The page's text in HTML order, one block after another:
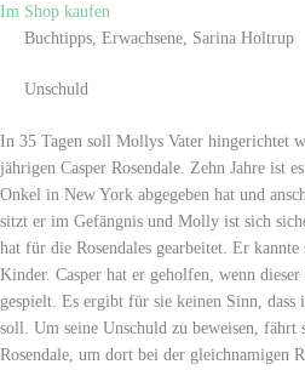
Im Shop kaufen
Buchtipps, Erwachsene, Sarina Holtrup
Unschuld
In 35 Tagen soll Mollys Vater hingerichtet
jährigen Casper Rosendale. Zehn Jahre ist
Onkel in New York abgegeben hat und
sitzt er im Gefängnis und Molly ist sich
hat für die Rosendales gearbeitet. Er
Kinder. Casper hat er geholfen, wenn
gespielt. Es ergibt für sie keinen Sinn, dass
soll. Um seine Unschuld zu beweisen,
Rosendale, um dort bei der gleichnamigen